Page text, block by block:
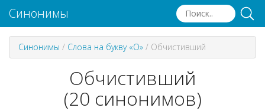
Синонимы
Синонимы / Слова на букву «О» / Обчистивший
Обчистивший
(20 синонимов)